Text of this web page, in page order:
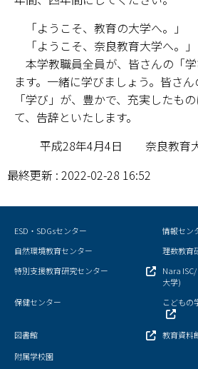
「ようこそ、教育の大学へ。」
「ようこそ、奈良教育大学へ。」
本学教職員全員が、皆さんの「
ます。一緒に学びましょう。皆さ
「学び」が、豊かで、充実したも
て、告辞といたします。
平成28年4月4日 奈良教
最終更新 : 2022-02-28 16:52
ESD・SDGsセンター
情報セン
自然環境教育センター
理数教育
特別支援教育研究センター
Nara
大学)
保健センター
こどもの
図書館
教育資料
附属学校園